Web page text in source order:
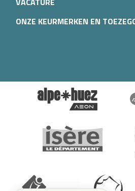
ONZE KEURMERKEN EN